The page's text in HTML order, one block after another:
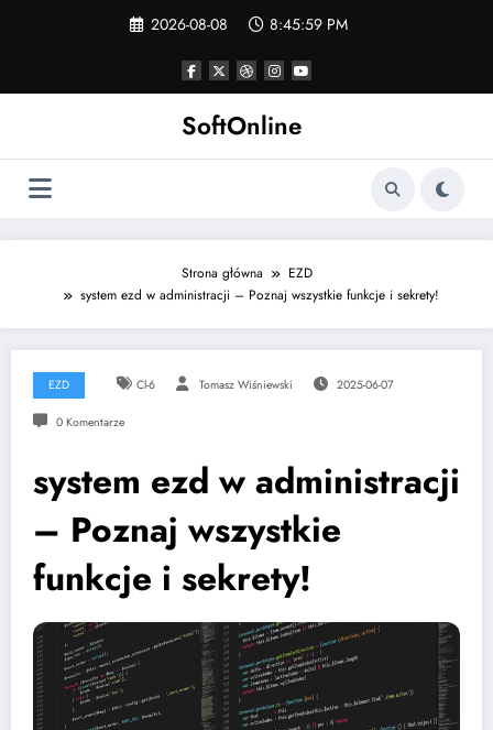
2026-08-08 8:46:00 PM
SoftOnline
Strona główna
EZD
system ezd w administracji – Poznaj wszystkie funkcje i sekrety!
EZD Cl-6 Tomasz Wiśniewski 2025-06-07
0 Komentarze
system ezd w administracji
– Poznaj wszystkie
funkcje i sekrety!